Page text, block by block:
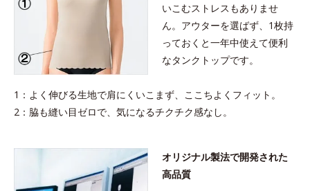
いこむストレスもありませ
ん。アウターを選ばず、1枚持
っておくと一年中使えて便利
なタンクトップです。
1：よく伸びる生地で肩にくいこまず、ここちよくフィット。
2：脇も縫い目ゼロで、気になるチクチク感なし。
オリジナル製法で開発された
高品質